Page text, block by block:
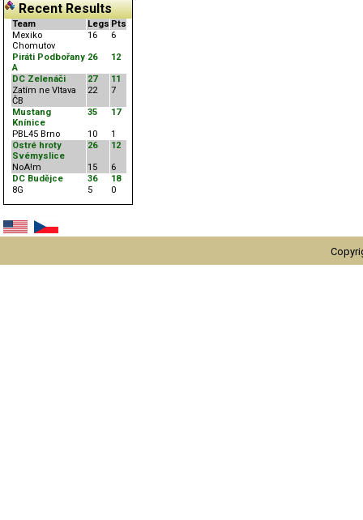
Recent Results
Team Legs Pts
Mexiko
Chomutov
16 6
Piráti Podbořany
A
26 12
DC Zelenáči 27
11
Zatím ne Vltava
ČB
22 7
Mustang
Knínice
35 17
PBL45 Brno 10
1
Ostré hroty
Svémyslice
26 12
NoA!m 15
6
DC Budějce
36
18
8G
5 0